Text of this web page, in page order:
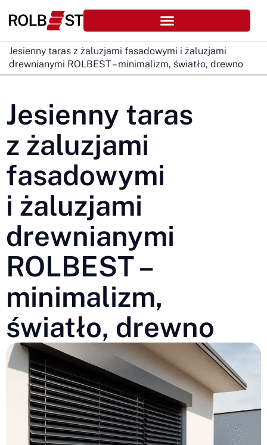
Jesienny taras z żaluzjami fasadowymi i żaluzjami
drewnianymi ROLBEST – minimalizm, światło, drewno
Jesienny taras
z żaluzjami
fasadowymi
i żaluzjami
drewnianymi
ROLBEST –
minimalizm,
światło, drewno